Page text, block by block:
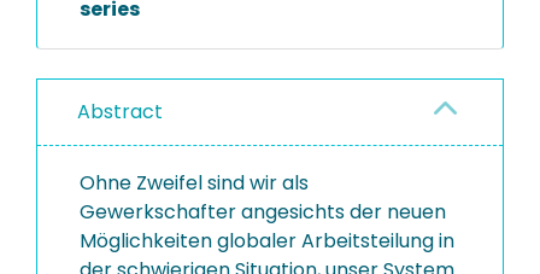
series
Abstract
Ohne Zweifel sind wir als
Gewerkschafter angesichts der neuen
Möglichkeiten globaler Arbeitsteilung in